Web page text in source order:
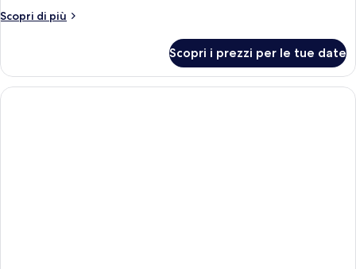
Scopri di più
Altri
Superior
uso
singolo
Scopri i prezzi per le tue date